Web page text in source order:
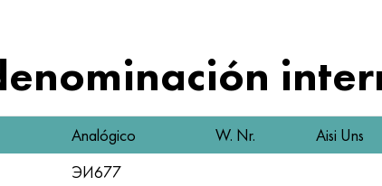
Analógico W. Nr. Aisi Uns
ЭИ677